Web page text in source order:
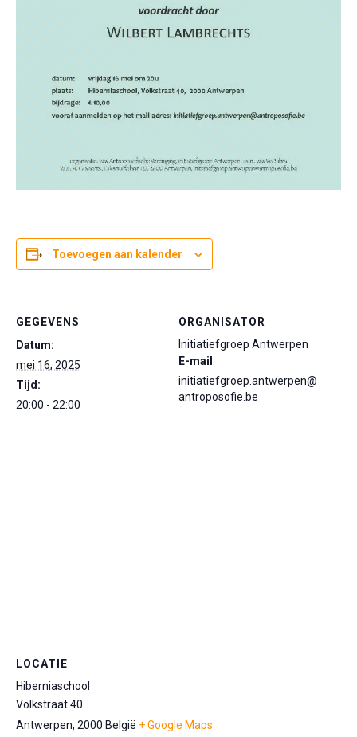
Toevoegen aan kalender
GEGEVENS
Datum:
mei 16, 2025
Tijd:
20:00 - 22:00
ORGANISATOR
Initiatiefgroep Antwerpen
E-mail
initiatiefgroep.antwerpen@
antroposofie.be
LOCATIE
Hiberniaschool
Volkstraat 40
Antwerpen, 2000 België + Google Maps